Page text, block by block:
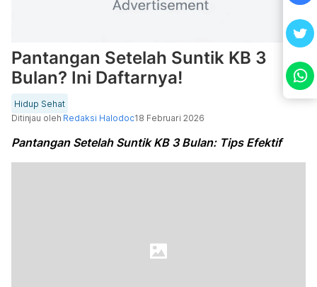
Pantangan Setelah Suntik KB 3
Bulan? Ini Daftarnya!
Hidup Sehat
Ditinjau oleh Redaksi Halodoc18 Februari 2026
Pantangan Setelah Suntik KB 3 Bulan: Tips Efektif